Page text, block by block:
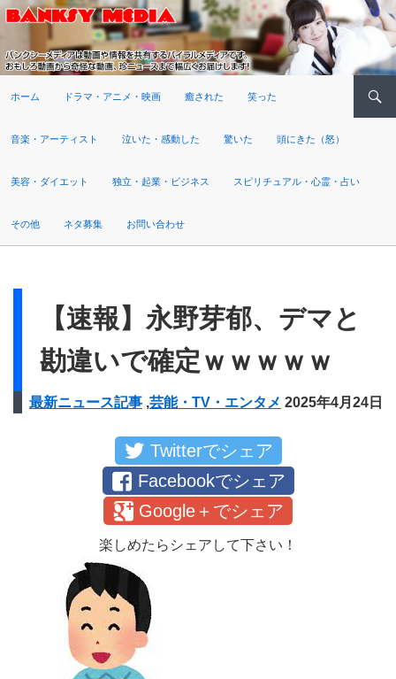
ホーム ドラマ・アニメ・映画 癒された 笑った
音楽・アーティスト 泣いた・感動した 驚いた 頭にきた（怒）
美容・ダイエット 独立・起業・ビジネス スピリチュアル・心霊・占い
その他 ネタ募集 お問い合わせ
【速報】永野芽郁、デマと
勘違いで確定ｗｗｗｗｗ
最新ニュース記事 ,芸能・TV・エンタメ 2025年4月24日
Twitterでシェア
Facebookでシェア
Google＋でシェア
楽しめたらシェアして下さい！